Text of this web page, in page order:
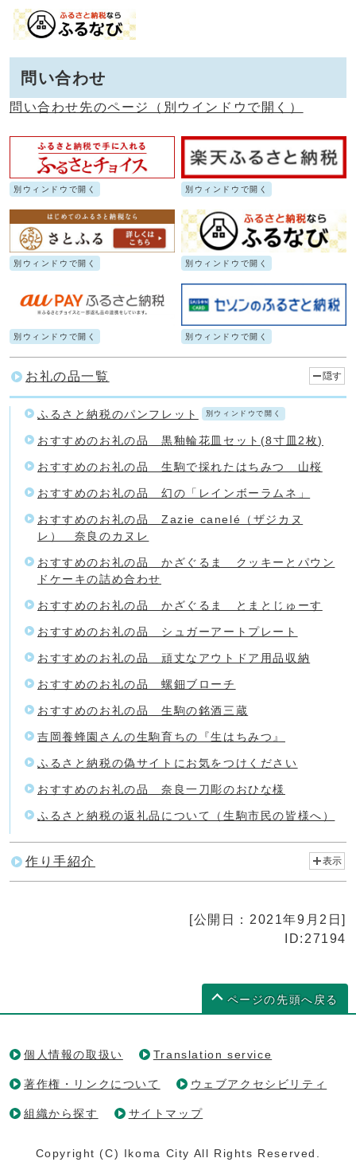
問い合わせ
問い合わせ先のページ （別ウインドウで開く）
別ウィンドウで開く 別ウィンドウで開く
別ウィンドウで開く 別ウィンドウで開く
別ウィンドウで開く 別ウィンドウで開く
お礼の品一覧 隠す
ふるさと納税のパンフレット 別ウィンドウで開く
おすすめのお礼の品 黒釉輪花皿セット(8寸皿2枚)
おすすめのお礼の品 生駒で採れたはちみつ 山桜
おすすめのお礼の品 幻の「レインボーラムネ」
おすすめのお礼の品 Zazie canelé（ザジカヌ
レ） 奈良のカヌレ
おすすめのお礼の品 かざぐるま クッキーとパウン
ドケーキの詰め合わせ
おすすめのお礼の品 かざぐるま とまとじゅーす
おすすめのお礼の品 シュガーアートプレート
おすすめのお礼の品 頑丈なアウトドア用品収納
おすすめのお礼の品 螺鈿ブローチ
おすすめのお礼の品 生駒の銘酒三蔵
吉岡養蜂園さんの生駒育ちの『生はちみつ』
ふるさと納税の偽サイトにお気をつけください
おすすめのお礼の品 奈良一刀彫のおひな様
ふるさと納税の返礼品について（生駒市民の皆様へ）
作り手紹介 表示
[公開日：2021年9月2日]
ID:27194
ページの先頭へ戻る
個人情報の取扱い Translation service
著作権・リンクについて ウェブアクセシビリティ
組織から探す サイトマップ
Copyright (C) Ikoma City All Rights Reserved.